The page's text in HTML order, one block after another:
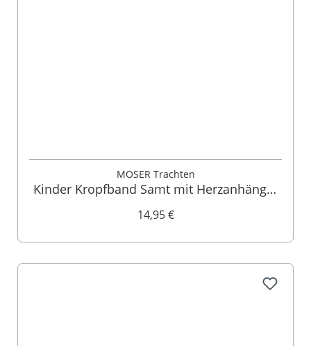
MOSER Trachten
Kinder Kropfband Samt mit Herzanhänger
14,95 €